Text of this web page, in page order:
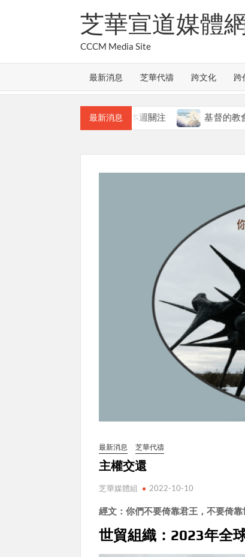
芝華宣道媒體
CCCM Media Site
最新消息 芝華代禱 跨文化 跨
最新消息
本週關注 基督的教會
最新消息 芝華代禱
主權交還
芝華媒體組 2022-10-10
經文：你們不要倚靠君王，不要倚靠
世貿組織：2023年全